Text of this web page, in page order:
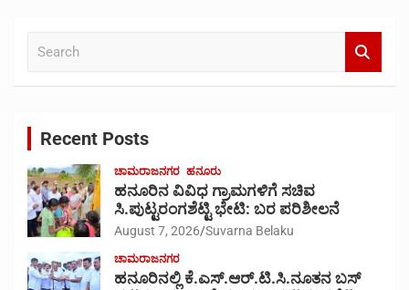
Recent Posts
ಚಾಮರಾಜನಗರ ಹನೂರು
ಹನೂರಿನ ವಿವಿಧ ಗ್ರಾಮಗಳಿಗೆ ಸಚಿವ
ಸಿ.ಪುಟ್ಟರಂಗಶೆಟ್ಟಿ ಭೇಟಿ: ಬರ ಪರಿಶೀಲನೆ
August 7, 2026 Suvarna Belaku
ಚಾಮರಾಜನಗರ
ಹನೂರಿನಲ್ಲಿ ಕೆ.ಎಸ್.ಆರ್.ಟಿ.ಸಿ.ನೂತನ ಬಸ್